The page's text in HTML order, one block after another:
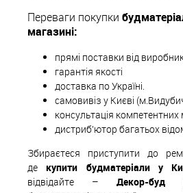
Переваги покупки
магазині:
прямі поставки від
гарантія якості
доставка по Україні.
самовивіз у Києві
консультація компетентних
дистриб'ютор багатьох
Збираєтеся приступити до
де
купити будматеріали у
відвідайте – Декор-буд